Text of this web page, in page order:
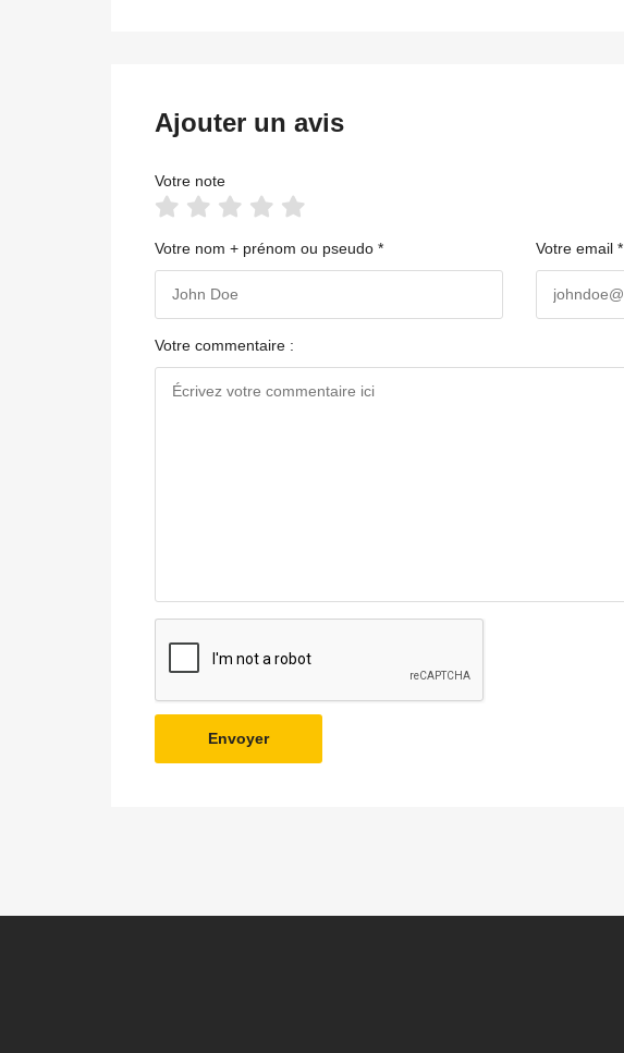
Ajouter un avis
Votre note
Votre nom + prénom ou pseudo * Votre email *
Votre commentaire :
Envoyer